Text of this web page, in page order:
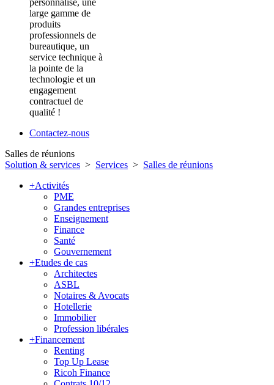
personnalisé, une
large gamme de
produits
professionnels de
bureautique, un
service technique à
la pointe de la
technologie et un
engagement
contractuel de
qualité !
Contactez-nous
Salles de réunions
Solution & services > Services > Salles de réunions
+Activités
PME
Grandes entreprises
Enseignement
Finance
Santé
Gouvernement
+Etudes de cas
Architectes
ASBL
Notaires & Avocats
Hotellerie
Immobilier
Profession libérales
+Financement
Renting
Top Up Lease
Ricoh Finance